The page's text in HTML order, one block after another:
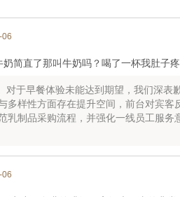
06
简直了那叫牛奶吗？喝了一杯我肚子
对于早餐体验未能达到期望，我们深表
多样性方面存在提升空间，前台对宾
乳制品采购流程，并强化一线员工服
06